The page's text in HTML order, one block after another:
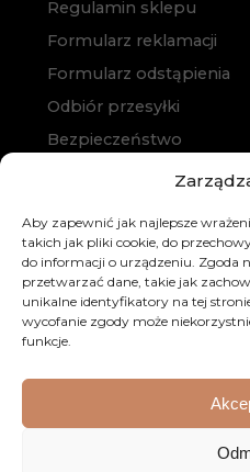
Aby zapewnić jak najlepsze
takich jak pliki cookie, do
do informacji o urządzeniu. Zgoda
przetwarzać dane, takie jak
unikalne identyfikatory na tej
wycofanie zgody może
funkcje.
Regulamin sklepu
Formularz reklamacji
Formularz odstąpienia
Odbiór przesyłki
Bezpieczeństwo
Polityka prywatności
Zakup na raty
Kontakt
© 2026 Dobre Meble.